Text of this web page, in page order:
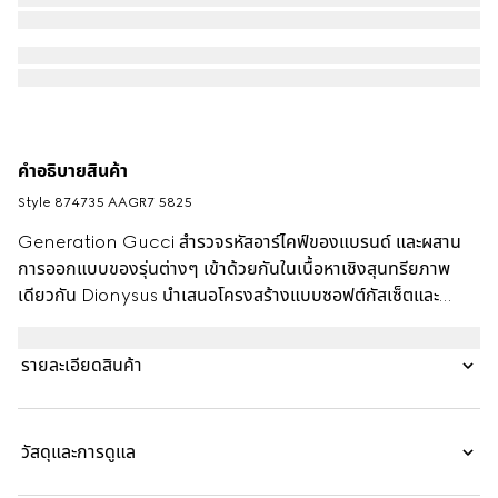
คำอธิบายสินค้า
Style ‎874735 AAGR7 5825
Generation Gucci สำรวจรหัสอาร์ไคฟ์ของแบรนด์ และผสาน
การออกแบบของรุ่นต่างๆ เข้าด้วยกันในเนื้อหาเชิงสุนทรียภาพ
เดียวกัน Dionysus นำเสนอโครงสร้างแบบซอฟต์กัสเซ็ตและ
ลักษณ์ที่ไม่ซ้ำกัน
รายละเอียดสินค้า
วัสดุและการดูแล